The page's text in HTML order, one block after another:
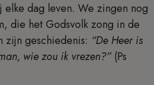
elke dag leven. We zingen nog
die het Godsvolk zong in de
zijn geschiedenis: “De Heer is
wie zou ik vrezen?”(Ps